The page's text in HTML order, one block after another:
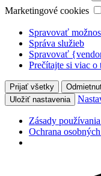
Marketingové cookies
Spravovať
Správa služieb
Spravovať
Prečítajte si viac o
Prijať všetky
Uložiť nastavenia
Zásady
Ochrana